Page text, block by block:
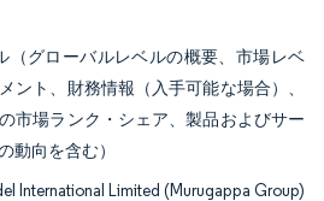
（グローバルレベルの概要、市場レベ
ント、財務情報（入手可能な場合）、
市場ランク・シェア、製品およびサー
動向を含む）
International Limited (Murugappa Group)